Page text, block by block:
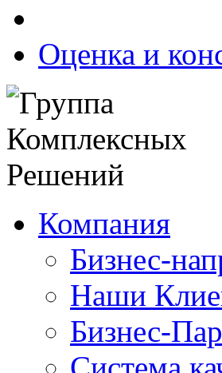
Оценка и
Компания
Бизнес-
Наши
Бизнес-